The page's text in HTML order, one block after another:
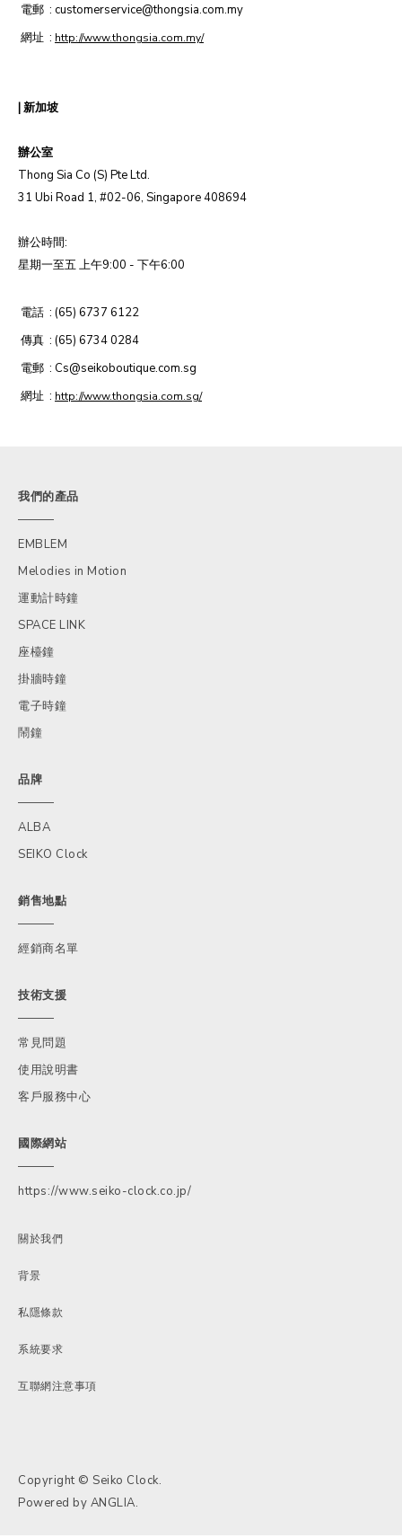
電郵 : customerservice@thongsia.com.my
網址 : http://www.thongsia.com.my/
|新加坡
辦公室
Thong Sia Co (S) Pte Ltd.
31 Ubi Road 1, #02-06, Singapore 408694
辦公時間:
星期一至五 上午9:00 - 下午6:00
電話 : (65) 6737 6122
傳真 : (65) 6734 0284
電郵 : Cs@seikoboutique.com.sg
網址 : http://www.thongsia.com.sg/
我們的產品
EMBLEM
Melodies in Motion
運動計時鐘
SPACE LINK
座檯鐘
掛牆時鐘
電子時鐘
鬧鐘
品牌
ALBA
SEIKO Clock
銷售地點
經銷商名單
技術支援
常見問題
使用說明書
客戶服務中心
國際網站
https://www.seiko-clock.co.jp/
關於我們
背景
私隱條款
系統要求
互聯網注意事項
Copyright © Seiko Clock.
Powered by ANGLIA.